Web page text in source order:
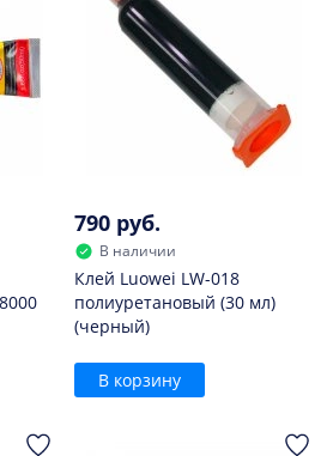
790 руб.
В наличии
Клей Luowei LW-018
полиуретановый (30 мл)
(черный)
В корзину